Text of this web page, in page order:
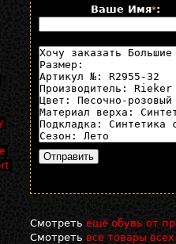
Ваше Имя*:
Смотреть ещё обувь от
Смотреть все товары